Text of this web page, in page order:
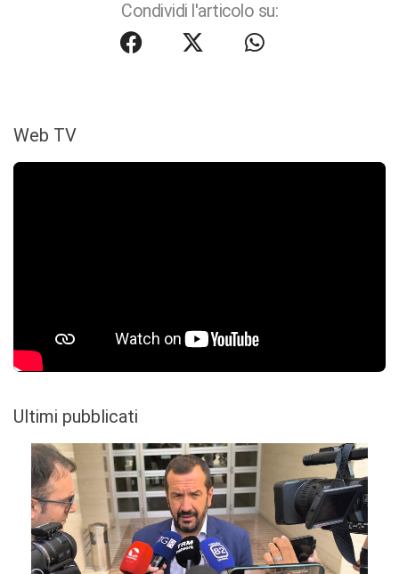
Condividi l'articolo su:
Web TV
Ultimi pubblicati